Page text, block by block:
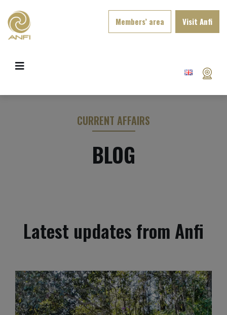
Members’ area Visit Anfi
CURRENT AFFAIRS
BLOG
Latest updates from Anfi